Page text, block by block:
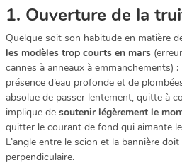
1. Ouverture de la
Quelque soit son habitude en matière
les modèles trop courts en mars
cannes à anneaux à emmanchements)
présence d’eau profonde et de
absolue de passer lentement, quitte à
implique de soutenir légèrement le
quitter le courant de fond qui aimante
L’angle entre le scion et la bannière
perpendiculaire.